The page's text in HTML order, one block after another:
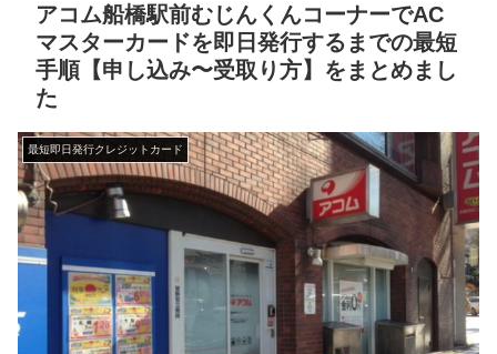
アコム船橋駅前むじんくんコーナーでAC
マスターカードを即日発行するまでの最短
手順【申し込み〜受取り方】をまとめまし
た
最短即日発行クレジットカード